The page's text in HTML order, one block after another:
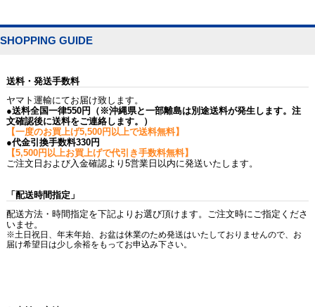
SHOPPING GUIDE
送料・発送手数料
ヤマト運輸にてお届け致します。
●送料全国一律550円（※沖縄県と一部離島は別途送料が発生します。注
文確認後に送料をご連絡します。）
【一度のお買上げ5,500円以上で送料無料】
●代金引換手数料330円
【5,500円以上お買上げで代引き手数料無料】
ご注文日および入金確認より5営業日以内に発送いたします。
「配送時間指定」
配送方法・時間指定を下記よりお選び頂けます。ご注文時にご指定くださ
いませ。
※土日祝日、年末年始、お盆は休業のため発送はいたしておりませんので、お
届け希望日は少し余裕をもってお申込み下さい。